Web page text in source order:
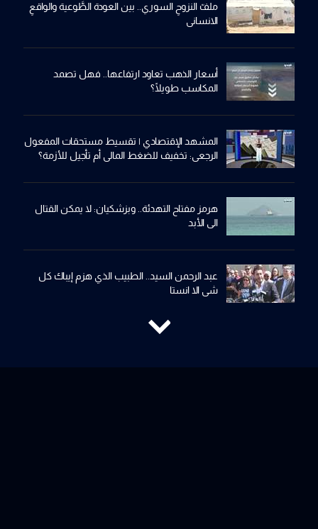
ملفّ النزوحِ السوري.. بين العودة الطَّوعية والواقعِ
الانساني
أسعار الذهب تعاود ارتفاعها.. فهل تصمد
المكاسب طويلًا؟
المشهد الإقتصادي | تقسيط مستحقات المفعول
الرجعي: تخفيف للضغط المالي أم تأجيل للأزمة؟
هرمز مفتاح التهدئة.. وبزشكيان: لا يمكن القتال
الى الأبد
عبد الرحمن السيد.. الطبيب الذي هزم إيباك كل
شي الا انستا